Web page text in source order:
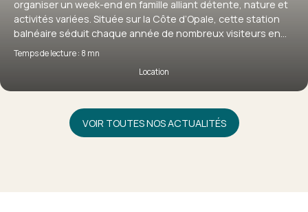
organiser un week-end en famille alliant détente, nature et
activités variées. Située sur la Côte d’Opale, cette station
balnéaire séduit chaque année de nombreux visiteurs en
quête d’évasion. Pour profiter pleinement de votre séjour, la
location saisonnière au Touquet s’impose comme une
solution particulièrement adaptée, offrant confort,
flexibilité et autonomie. Découvrez pourquoi louer un bien
au Touquet est le choix idéal pour un week-end en famille
Temps de lecture : 8 mn
Location
VOIR TOUTES NOS ACTUALITÉS